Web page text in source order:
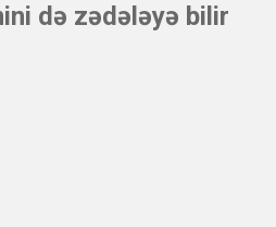
də zədələyə bilir